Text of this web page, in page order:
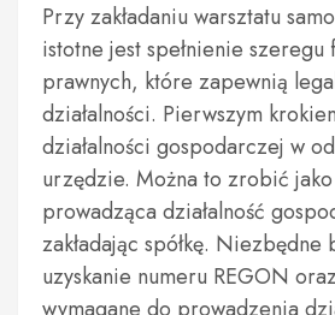
Przy zakładaniu warsztatu
istotne jest spełnienie szeregu
prawnych, które zapewnią
działalności. Pierwszym
działalności gospodarczej w
urzędzie. Można to zrobić
prowadząca działalność
zakładając spółkę.
uzyskanie numeru REGON